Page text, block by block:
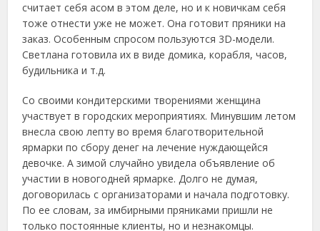
считает себя асом в этом деле, но и к новичкам себя
тоже отнести уже не может. Она готовит пряники на
заказ. Особенным спросом пользуются 3D-модели.
Светлана готовила их в виде домика, корабля, часов,
будильника и т.д.
Со своими кондитерскими творениями женщина
участвует в городских мероприятиях. Минувшим летом
внесла свою лепту во время благотворительной
ярмарки по сбору денег на лечение нуждающейся
девочке. А зимой случайно увидела объявление об
участии в новогодней ярмарке. Долго не думая,
договорилась с организаторами и начала подготовку.
По ее словам, за имбирными пряниками пришли не
только постоянные клиенты, но и незнакомцы.